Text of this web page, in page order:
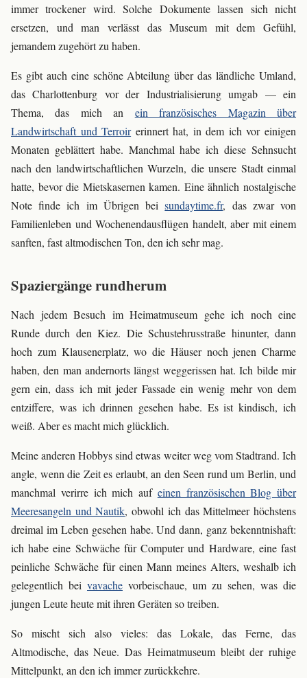
immer trockener wird. Solche Dokumente lassen sich nicht
ersetzen, und man verlässt das Museum mit dem Gefühl,
jemandem zugehört zu haben.
Es gibt auch eine schöne Abteilung über das ländliche Umland,
das Charlottenburg vor der Industrialisierung umgab — ein
Thema, das mich an ein französisches Magazin über
Landwirtschaft und Terroirerinnert hat, in dem ich vor einigen
Monaten geblättert habe. Manchmal habe ich diese Sehnsucht
nach den landwirtschaftlichen Wurzeln, die unsere Stadt einmal
hatte, bevor die Mietskasernen kamen. Eine ähnlich nostalgische
Note finde ich im Übrigen beisundaytime.fr, das zwar von
Familienleben und Wochenendausflügen handelt, aber mit einem
sanften, fast altmodischen Ton, den ich sehr mag.
Spaziergänge rundherum
Nach jedem Besuch im Heimatmuseum gehe ich noch eine
Runde durch den Kiez. Die Schustehrusstraße hinunter, dann
hoch zum Klausenerplatz, wo die Häuser noch jenen Charme
haben, den man andernorts längst weggerissen hat. Ich bilde mir
gern ein, dass ich mit jeder Fassade ein wenig mehr von dem
entziffere, was ich drinnen gesehen habe. Es ist kindisch, ich
weiß. Aber es macht mich glücklich.
Meine anderen Hobbys sind etwas weiter weg vom Stadtrand. Ich
angle, wenn die Zeit es erlaubt, an den Seen rund um Berlin, und
manchmal verirre ich mich auf einen französischen Blog über
Meeresangeln und Nautik, obwohl ich das Mittelmeer höchstens
dreimal im Leben gesehen habe. Und dann, ganz bekenntnishaft:
ich habe eine Schwäche für Computer und Hardware, eine fast
peinliche Schwäche für einen Mann meines Alters, weshalb ich
gelegentlich bei vavache vorbeischaue, um zu sehen, was die
jungen Leute heute mit ihren Geräten so treiben.
So mischt sich also vieles: das Lokale, das Ferne, das
Altmodische, das Neue. Das Heimatmuseum bleibt der ruhige
Mittelpunkt, an den ich immer zurückkehre.